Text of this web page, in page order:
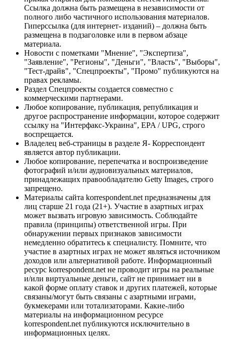
Ссылка должна быть размещена в независимости от
полного либо частичного использования материалов.
Гиперссылка (для интернет- изданий) – должна быть
размещена в подзаголовке или в первом абзаце
материала.
Новости с пометками "Мнение", "Экспертиза",
"Заявление", "Регионы", "Деньги", "Власть", "Выборы",
"Тест-драйв", "Спецпроекты", "Промо" публикуются на
правах рекламы.
Раздел Спецпроекты создается совместно с
коммерческими партнерами.
Любое копирование, публикация, републикация и
другое распространение информации, которое содержит
ссылку на "Интерфакс-Украина", EPA / UPG, строго
воспрещается.
Владелец веб-страницы в разделе Я- Корреспондент
является автор публикации.
Любое копирование, перепечатка и воспроизведение
фотографий и/или аудиовизуальных материалов,
принадлежащих правообладателю Getty Images, строго
запрещено.
Материалы сайта korrespondent.net предназначены для
лиц старше 21 года (21+). Участие в азартных играх
может вызвать игровую зависимость. Соблюдайте
правила (принципы) ответственной игры. При
обнаружении первых признаков зависимости
немедленно обратитесь к специалисту. Помните, что
участие в азартных играх не может являться источником
доходов или альтернативой работе. Информационный
ресурс korrespondent.net не проводит игры на реальные
и/или виртуальные деньги, сайт не принимает ни в
какой форме оплату ставок и других платежей, которые
связаны/могут быть связаны с азартными играми,
букмекерами или тотализаторами. Какие-либо
материалы на информационном ресурсе
korrespondent.net публикуются исключительно в
информационных целях.